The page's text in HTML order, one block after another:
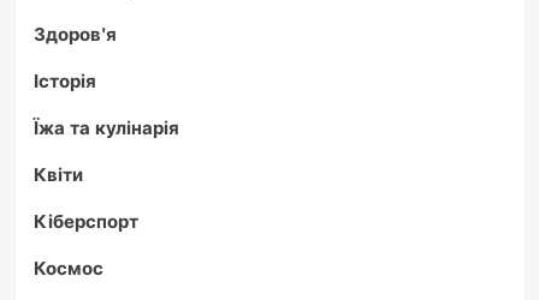
Здоров'я
Історія
Їжа та кулінарія
Квіти
Кіберспорт
Космос